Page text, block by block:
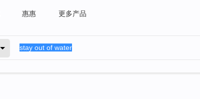
惠惠 更多产品